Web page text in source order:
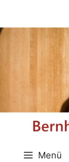
springen
Menü